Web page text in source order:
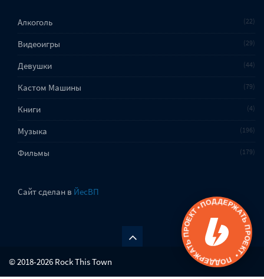
Алкоголь 22
Видеоигры 29
Девушки 44
Кастом Машины 79
Книги 4
Музыка 196
Фильмы 179
Сайт сделан в ЙесВП
© 2018-2026 Rock This Town ПОДДЕРЖАТЬ ПРОЕКТ • ПОДДЕРЖАТЬ ПРОЕКТ •